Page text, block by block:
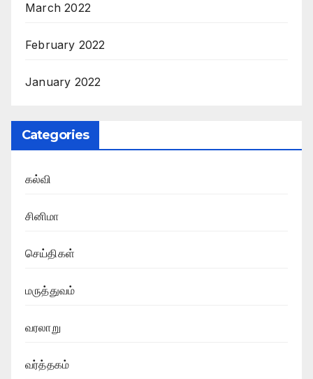
March 2022
February 2022
January 2022
Categories
கல்வி
சினிமா
செய்திகள்
மருத்துவம்
வரலாறு
வர்த்தகம்